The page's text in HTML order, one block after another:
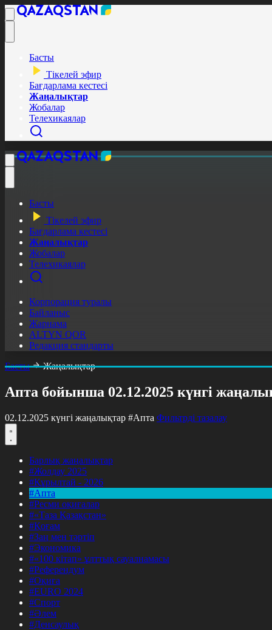
Басты
Тікелей эфир
Бағдарлама кестесі
Жаңалықтар
Жобалар
Телехикаялар
Басты
Тікелей эфир
Бағдарлама кестесі
Жаңалықтар
Жобалар
Телехикаялар
Корпорация туралы
Байланыс
Жарнама
ALTYN QOR
Редакция стандарты
Басты
Жаңалықтар
Апта бойынша 02.12.2025 күнгі
02.12.2025 күнгі жаңалықтар #Апта Фильтрді тазалау
Барлық жаңалықтар
#Жолдау 2025
#Құрылтай - 2026
#Апта
#Ресми оқиғалар
#«Таза Қазақстан»
#Қоғам
#Заң мен тәртіп
#Экономика
#«100 кітап» ұлттық сауалнамасы
#Референдум
#Оқиға
#EURO 2024
#Спорт
#Әлем
#Денсаулық